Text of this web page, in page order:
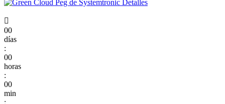

00
días
:
00
horas
:
00
min
: